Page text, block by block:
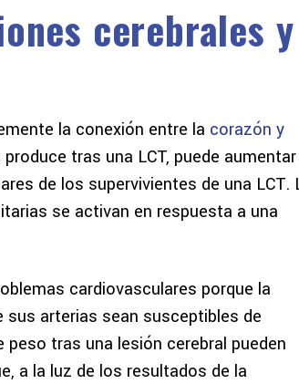
cerebrales y
la conexión entre la corazón y
tras una LCT, puede
de los supervivientes de una LCT.
se activan en respuesta a una
cardiovasculares porque la
sus arterias sean susceptibles de
tras una lesión cerebral pueden
a la luz de los resultados de la